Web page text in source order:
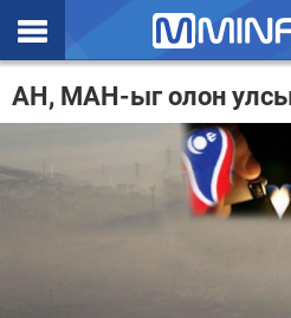
Эхлэл
Валют ханш
АН, МАН-ыг олон